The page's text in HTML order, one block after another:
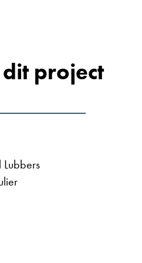
project
Lubbers